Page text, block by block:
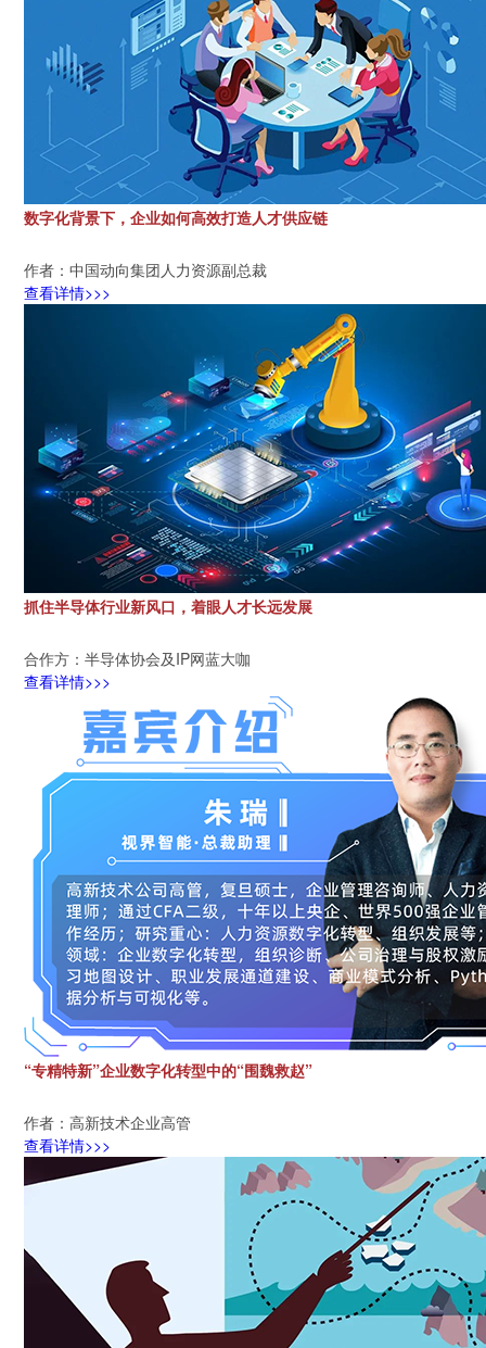
数字化背景下，企业如何高效打造人才供应链
作者：中国动向集团人力资源副总裁
查看详情>>>
抓住半导体行业新风口，着眼人才长远发展
合作方：半导体协会及IP网蓝大咖
查看详情>>>
“专精特新”企业数字化转型中的“围魏救赵”
作者：高新技术企业高管
查看详情>>>